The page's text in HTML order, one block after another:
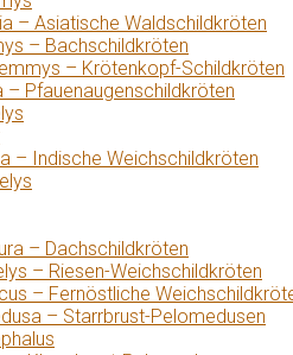
– Asiatische Waldschildkröten
– Bachschildkröten
– Krötenkopf-Schildkröten
– Pfauenaugenschildkröten
– Indische Weichschildkröten
– Dachschildkröten
– Riesen-Weichschildkröten
– Fernöstliche
– Starrbrust-Pelomedusen